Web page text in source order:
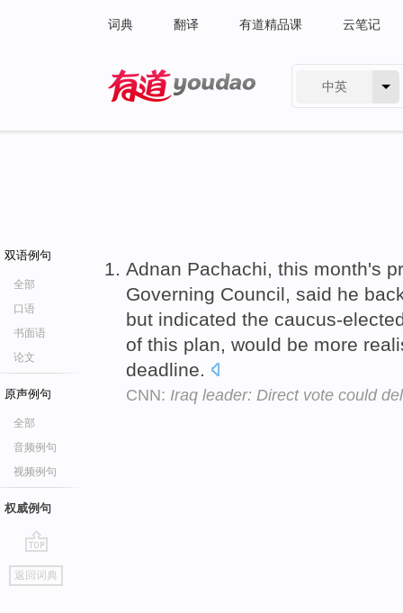
词典 翻译 有道精品课 云笔记
中英
双语例句
全部
口语
书面语
论文
原声例句
全部
音频例句
视频例句
权威例句
go
top
返回词典
Adnan Pachachi, this month's
Governing Council, said he
but indicated the caucus-
of this plan, would be more
deadline.
CNN: Iraq leader: Direct vote could